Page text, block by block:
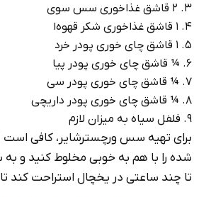
2 قاشق غذاخوری سس سوی
1 قاشق غذاخوری شکر قهوه‌ا
1 قاشق چای خوری پودر خرد
¼ قاشق چای خوری پودر پیا
¼ قاشق چای خوری پودر سی
¼ قاشق چای خوری پودر داریچی
فلفل سیاه به میزان لازم
برای تهیه سس ورچسترشایر، کافی است
شده را با هم به خوبی مخلوط کنید و
تا چند ساعتی در یخچال استراحت کند